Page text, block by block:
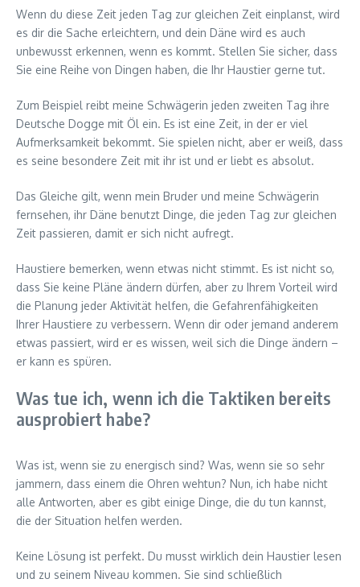
Wenn du diese Zeit jeden Tag zur gleichen Zeit einplanst, wird
es dir die Sache erleichtern, und dein Däne wird es auch
unbewusst erkennen, wenn es kommt. Stellen Sie sicher, dass
Sie eine Reihe von Dingen haben, die Ihr Haustier gerne tut.
Zum Beispiel reibt meine Schwägerin jeden zweiten Tag ihre
Deutsche Dogge mit Öl ein. Es ist eine Zeit, in der er viel
Aufmerksamkeit bekommt. Sie spielen nicht, aber er weiß, dass
es seine besondere Zeit mit ihr ist und er liebt es absolut.
Das Gleiche gilt, wenn mein Bruder und meine Schwägerin
fernsehen, ihr Däne benutzt Dinge, die jeden Tag zur gleichen
Zeit passieren, damit er sich nicht aufregt.
Haustiere bemerken, wenn etwas nicht stimmt. Es ist nicht so,
dass Sie keine Pläne ändern dürfen, aber zu Ihrem Vorteil wird
die Planung jeder Aktivität helfen, die Gefahrenfähigkeiten
Ihrer Haustiere zu verbessern. Wenn dir oder jemand anderem
etwas passiert, wird er es wissen, weil sich die Dinge ändern –
er kann es spüren.
Was tue ich, wenn ich die Taktiken bereits
ausprobiert habe?
Was ist, wenn sie zu energisch sind? Was, wenn sie so sehr
jammern, dass einem die Ohren wehtun? Nun, ich habe nicht
alle Antworten, aber es gibt einige Dinge, die du tun kannst,
die der Situation helfen werden.
Keine Lösung ist perfekt. Du musst wirklich dein Haustier lesen
und zu seinem Niveau kommen. Sie sind schließlich